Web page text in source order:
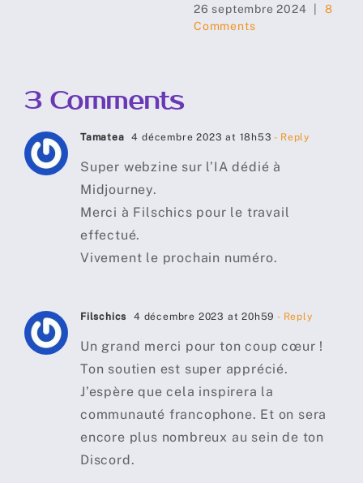
26 septembre 2024
8
Comments
3 Comments
Tamatea 4 décembre 2023 at 18h53 - Reply
Super webzine sur l’IA dédié à
Midjourney.
Merci à Filschics pour le travail
effectué.
Vivement le prochain numéro.
Filschics 4 décembre 2023 at 20h59 - Reply
Un grand merci pour ton coup cœur !
Ton soutien est super apprécié.
J’espère que cela inspirera la
communauté francophone. Et on sera
encore plus nombreux au sein de ton
Discord.